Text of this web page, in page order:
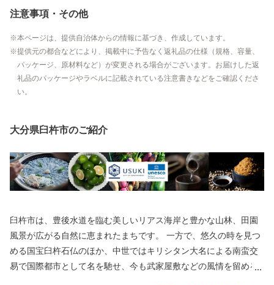
注意事項・その他
本ページは、提供自治体からの情報に基づき、作成しています。
提供元の都合などにより、掲載中に予告なく返礼品の仕様（規格、容量、
パッケージ、原材料など）が変更される場合がございます。お届けした返
礼品のパッケージやラベルに記載されている注意書きなどをご確認くださ
い。
大分県臼杵市のご紹介
臼杵市は、豊後水道を臨む美しいリアス海岸と豊かな山林、田園
風景が広がる自然に恵まれたまちです。 一方で、悠久の時を見つ
める国宝臼杵石仏のほか、中世ではキリシタン大名による南蛮交
易で国際都市として名を馳せ、今も武家屋敷などの風情を留める